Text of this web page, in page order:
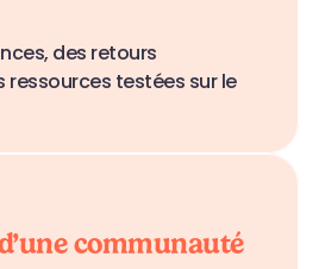
des retours
ressources testées sur le
communauté